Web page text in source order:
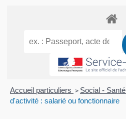
Accueil particuliers > Social - Santé
d'activité : salarié ou fonctionnaire